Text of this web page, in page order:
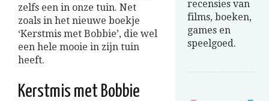
zelfs een in onze tuin. Net
zoals in het nieuwe boekje
‘Kerstmis met Bobbie’, die wel
een hele mooie in zijn tuin
heeft.
Kerstmis met Bobbie
recensies van
films, boeken,
games en
speelgoed.